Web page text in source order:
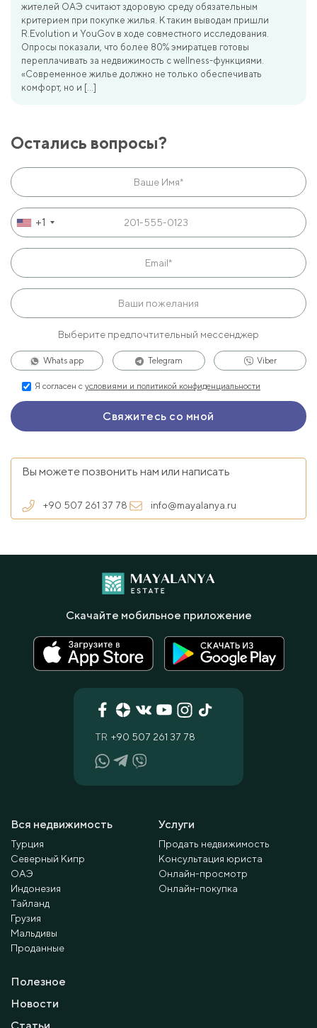
жителей ОАЭ считают здоровую среду обязательным
критерием при покупке жилья. К таким выводам пришли
R.Evolution и YouGov в ходе совместного исследования.
Опросы показали, что более 80% эмиратцев готовы
переплачивать за недвижимость с wellness-функциями.
«Современное жилье должно не только обеспечивать
комфорт, но и […]
Остались вопросы?
+1
Выберите предпочтительный мессенджер
Whats app Telegram Viber
Я согласен с условиями и политикой конфиденциальности
Вы можете позвонить нам или написать
+90 507 261 37 78 info@mayalanya.ru
Вся недвижимость
Турция
Северный Кипр
ОАЭ
Индонезия
Тайланд
Грузия
Мальдивы
Проданные
Услуги
Продать недвижимость
Консультация юриста
Онлайн-просмотр
Онлайн-покупка
Полезное
Новости
TR +90 507 261 37 78
Скачайте мобильное приложение